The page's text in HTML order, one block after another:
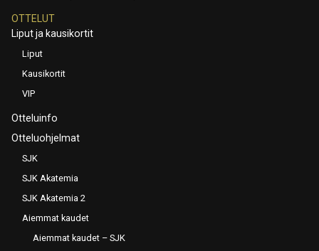
OTTELUT
Liput ja kausikortit
Liput
Kausikortit
VIP
Otteluinfo
Otteluohjelmat
SJK
SJK Akatemia
SJK Akatemia 2
Aiemmat kaudet
Aiemmat kaudet – SJK